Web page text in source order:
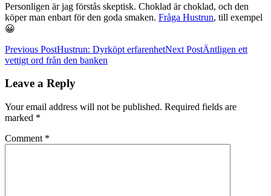
Personligen är jag förstås skeptisk. Choklad är choklad, och den
köper man enbart för den goda smaken. Fråga Hustrun, till exempel
😀
Post
navigation
Previous PostHustrun: Dyrköpt erfarenhetNext PostÄntligen ett
vettigt ord från den banken
Leave a Reply
Your email address will not be published. Required fields are
marked *
Comment *